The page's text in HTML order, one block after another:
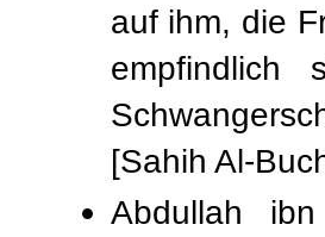
auf ihm, die
empfindlich
[Sahih Al-
Abdullah